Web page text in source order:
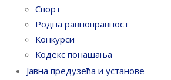
Спорт
Родна равноправност
Конкурси
Кодекс понашања
Јавна предузећа и установе